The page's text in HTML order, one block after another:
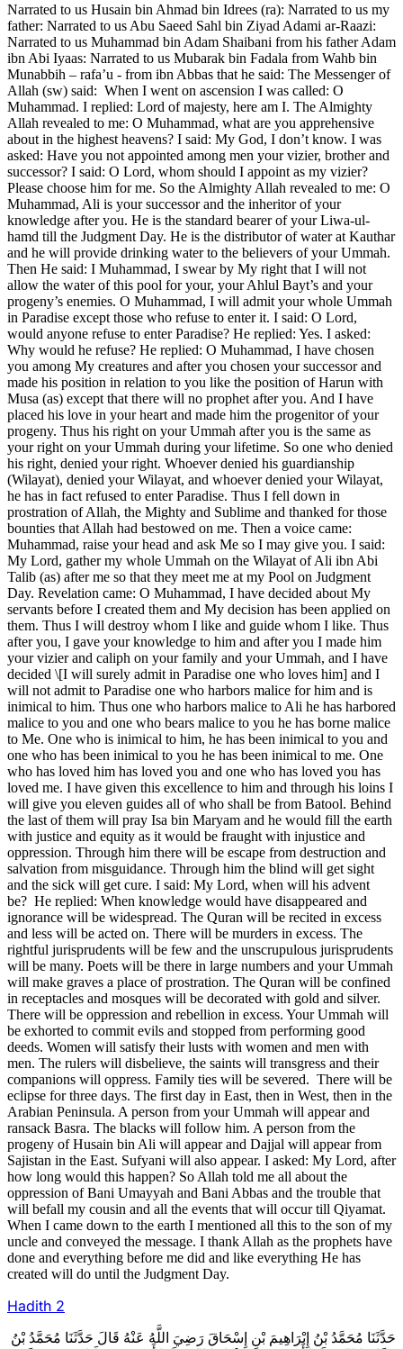
Narrated to us Husain bin Ahmad bin Idrees (ra): Narrated to us my
father: Narrated to us Abu Saeed Sahl bin Ziyad Adami ar-Raazi:
Narrated to us Muhammad bin Adam Shaibani from his father Adam
ibn Abi Iyaas: Narrated to us Mubarak bin Fadala from Wahb bin
Munabbih – rafa’u - from ibn Abbas that he said: The Messenger of
Allah (sw) said: When I went on ascension I was called: O
Muhammad. I replied: Lord of majesty, here am I. The Almighty
Allah revealed to me: O Muhammad, what are you apprehensive
about in the highest heavens? I said: My God, I don’t know. I was
asked: Have you not appointed among men your vizier, brother and
successor? I said: O Lord, whom should I appoint as my vizier?
Please choose him for me. So the Almighty Allah revealed to me: O
Muhammad, Ali is your successor and the inheritor of your
knowledge after you. He is the standard bearer of your Liwa-ul-
hamd till the Judgment Day. He is the distributor of water at Kauthar
and he will provide drinking water to the believers of your Ummah.
Then He said: I Muhammad, I swear by My right that I will not
allow the water of this pool for your, your Ahlul Bayt’s and your
progeny’s enemies. O Muhammad, I will admit your whole Ummah
in Paradise except those who refuse to enter it. I said: O Lord,
would anyone refuse to enter Paradise? He replied: Yes. I asked:
Why would he refuse? He replied: O Muhammad, I have chosen
you among My creatures and after you chosen your successor and
made his position in relation to you like the position of Harun with
Musa (as) except that there will no prophet after you. And I have
placed his love in your heart and made him the progenitor of your
progeny. Thus his right on your Ummah after you is the same as
your right on your Ummah during your lifetime. So one who denied
his right, denied your right. Whoever denied his guardianship
(Wilayat), denied your Wilayat, and whoever denied your Wilayat,
he has in fact refused to enter Paradise. Thus I fell down in
prostration of Allah, the Mighty and Sublime and thanked for those
bounties that Allah had bestowed on me. Then a voice came:
Muhammad, raise your head and ask Me so I may give you. I said:
My Lord, gather my whole Ummah on the Wilayat of Ali ibn Abi
Talib (as) after me so that they meet me at my Pool on Judgment
Day. Revelation came: O Muhammad, I have decided about My
servants before I created them and My decision has been applied on
them. Thus I will destroy whom I like and guide whom I like. Thus
after you, I gave your knowledge to him and after you I made him
your vizier and caliph on your family and your Ummah, and I have
decided \[I will surely admit in Paradise one who loves him] and I
will not admit to Paradise one who harbors malice for him and is
inimical to him. Thus one who harbors malice to Ali he has harbored
malice to you and one who bears malice to you he has borne malice
to Me. One who is inimical to him, he has been inimical to you and
one who has been inimical to you he has been inimical to me. One
who has loved him has loved you and one who has loved you has
loved me. I have given this excellence to him and through his loins I
will give you eleven guides all of who shall be from Batool. Behind
the last of them will pray Isa bin Maryam and he would fill the earth
with justice and equity as it would be fraught with injustice and
oppression. Through him there will be escape from destruction and
salvation from misguidance. Through him the blind will get sight
and the sick will get cure. I said: My Lord, when will his advent
be? He replied: When knowledge would have disappeared and
ignorance will be widespread. The Quran will be recited in excess
and less will be acted on. There will be murders in excess. The
rightful jurisprudents will be few and the unscrupulous jurisprudents
will be many. Poets will be there in large numbers and your Ummah
will make graves a place of prostration. The Quran will be confined
in receptacles and mosques will be decorated with gold and silver.
There will be oppression and rebellion in excess. Your Ummah will
be exhorted to commit evils and stopped from performing good
deeds. Women will satisfy their lusts with women and men with
men. The rulers will disbelieve, the saints will transgress and their
companions will oppress. Family ties will be severed. There will be
eclipse for three days. The first day in East, then in West, then in the
Arabian Peninsula. A person from your Ummah will appear and
ransack Basra. The blacks will follow him. A person from the
progeny of Husain bin Ali will appear and Dajjal will appear from
Sajistan in the East. Sufyani will also appear. I asked: My Lord, after
how long would this happen? So Allah told me all about the
oppression of Bani Umayyah and Bani Abbas and the trouble that
will befall my cousin and all the events that will occur till Qiyamat.
When I came down to the earth I mentioned all this to the son of my
uncle and conveyed the message. I thank Allah as the prophets have
done and everything before me did and like everything He has
created will do until the Judgment Day.
Hadith 2
حَدَّثَنَا مُحَمَّدُ بْنُ إِبْرَاهِيمَ بْنِ إِسْحَاقَ رَضِيَ اللَّهُ عَنْهُ قَالَ حَدَّثَنَا مُحَمَّدُ بْنُ